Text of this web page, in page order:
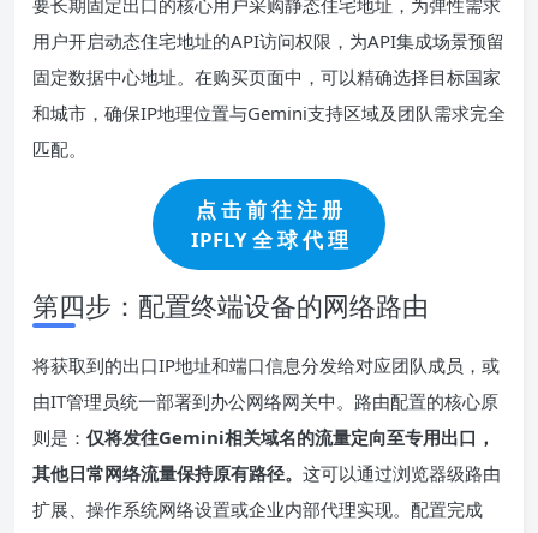
用户开启动态住宅地址的API访问权限，为API集成场景预留
固定数据中心地址。在购买页面中，可以精确选择目标国家
和城市，确保IP地理位置与Gemini支持区域及团队需求完全
匹配。
点 击 前 往 注 册
IPFLY 全 球 代 理
第四步：配置终端设备的网络路由
将获取到的出口IP地址和端口信息分发给对应团队成员，或
由IT管理员统一部署到办公网络网关中。路由配置的核心原
则是： 仅将发往Gemini相关域名的流量定向至专用出口，
其他日常网络流量保持原有路径。 这可以通过浏览器级路由
扩展、操作系统网络设置或企业内部代理实现。配置完成